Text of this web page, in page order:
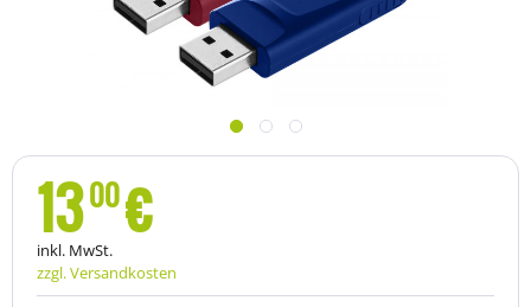
1300€
inkl. MwSt.
zzgl. Versandkosten